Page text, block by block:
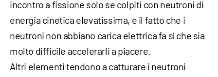
incontro a fissione solo se colpiti con neutroni di
energia cinetica elevatissima, e il fatto che i
neutroni non abbiano carica elettrica fa sì che sia
molto difficile accelerarli a piacere.
Altri elementi tendono a catturare i neutroni